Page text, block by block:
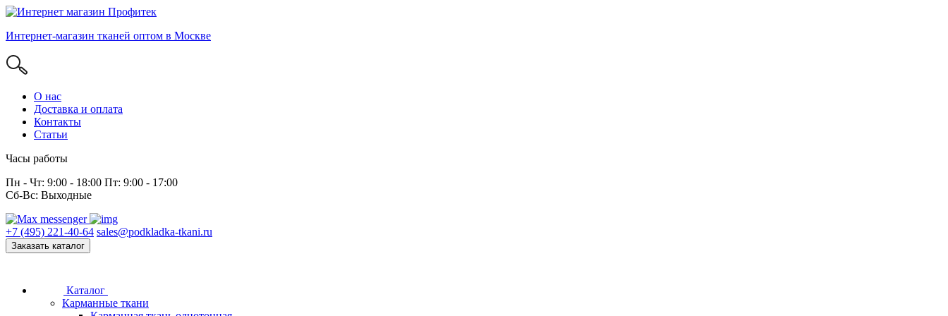
Интернет-магазин тканей оптом в Москве
О нас
Доставка и оплата
Контакты
Статьи
Часы работы
Пн - Чт: 9:00 - 18:00 Пт: 9:00 - 17:00
Сб-Вс: Выходные
+7 (495) 221-40-64 sales@podkladka-tkani.ru
Заказать каталог
Каталог
Карманные ткани